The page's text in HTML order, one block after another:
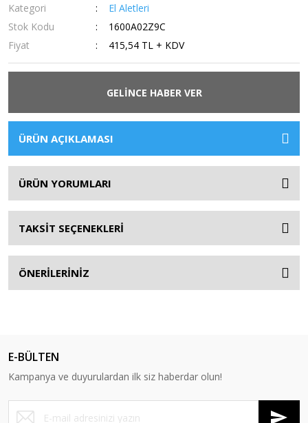
Kategori
El Aletleri
Stok Kodu
1600A02Z9C
Fiyat
415,54 TL + KDV
GELİNCE HABER VER
ÜRÜN AÇIKLAMASI
ÜRÜN YORUMLARI
TAKSİT SEÇENEKLERİ
ÖNERİLERİNİZ
E-BÜLTEN
Kampanya ve duyurulardan ilk siz haberdar olun!